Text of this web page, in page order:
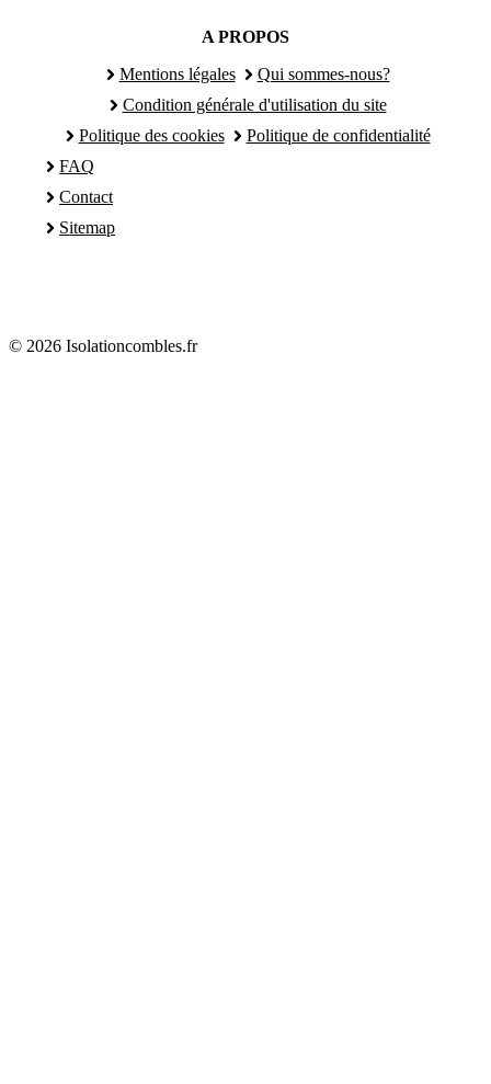
A PROPOS
Mentions légales
Qui sommes-nous?
Condition générale d'utilisation du site
Politique des cookies
Politique de confidentialité
FAQ
Contact
Sitemap
© 2026 Isolationcombles.fr